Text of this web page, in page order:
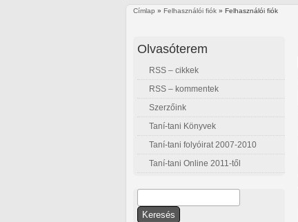
Címlap » Felhasználói fiók » Felhasználói fiók
Olvasóterem
RSS – cikkek
RSS – kommentek
Szerzőink
Taní-tani Könyvek
Taní-tani folyóirat 2007-2010
Taní-tani Online 2011-től
Keresés űrlap